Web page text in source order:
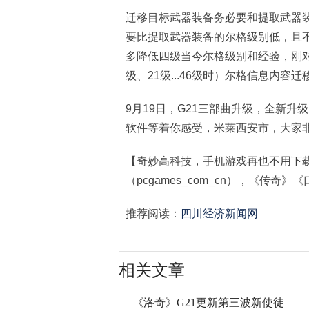
迁移目标武器装备务必要和提取武器
要比提取武器装备的尔格级别低，且
多降低四级当今尔格级别和经验，刚
级、21级...46级时）尔格信息内容迁
9月19日，G21三部曲升级，全新升
软件等着你感受，米莱西安市，大家
【奇妙高科技，手机游戏再也不用
（pcgames_com_cn），《传奇》
推荐阅读： 四川经济新闻网
相关文章
《洛奇》G21更新第三波新使徒